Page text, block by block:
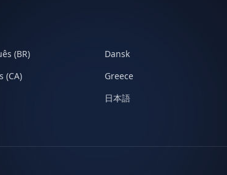
(BR) Dansk
(CA) Greece
日本語